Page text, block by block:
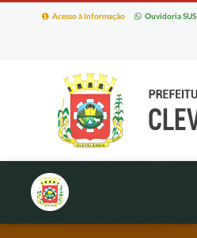
Ouvidoria SUS
Acesso à Informação